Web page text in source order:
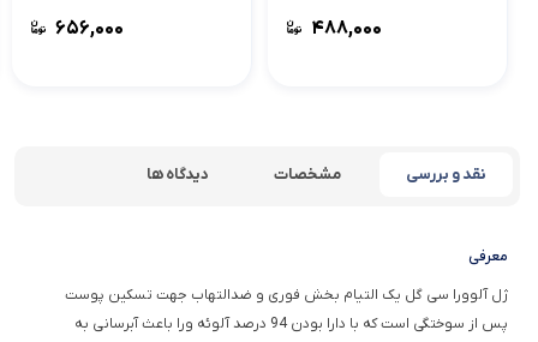
۴۸۸,۰۰۰ ۶۵۶,۰۰۰
نقد و بررسی مشخصات دیدگاه ها
معرفی
ژل آلوورا سی گل یک التیام بخش فوری و ضدالتهاب جهت تسکین پوست
پس از سوختگی است که با دارا بودن 94 درصد آلوئه ورا باعث آبرسانی به